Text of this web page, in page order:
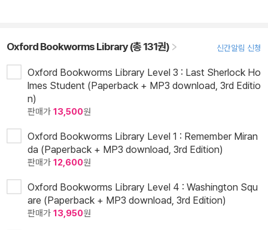
Oxford Bookworms Library (총 131권) 신간알림 신청
Oxford Bookworms Library Level 3 : Last Sherlock Ho
lmes Student (Paperback + MP3 download, 3rd Editio
n)
판매가 13,500원
Oxford Bookworms Library Level 1 : Remember Miran
da (Paperback + MP3 download, 3rd Edition)
판매가 12,600원
Oxford Bookworms Library Level 4 : Washington Squ
are (Paperback + MP3 download, 3rd Edition)
판매가 13,950원